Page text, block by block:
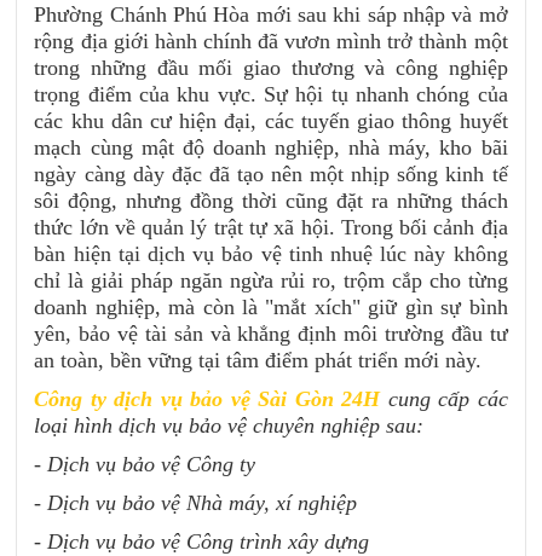
Phường Chánh Phú Hòa mới sau khi sáp nhập và mở
rộng địa giới hành chính đã vươn mình trở thành một
trong những đầu mối giao thương và công nghiệp
trọng điểm của khu vực. Sự hội tụ nhanh chóng của
các khu dân cư hiện đại, các tuyến giao thông huyết
mạch cùng mật độ doanh nghiệp, nhà máy, kho bãi
ngày càng dày đặc đã tạo nên một nhịp sống kinh tế
sôi động, nhưng đồng thời cũng đặt ra những thách
thức lớn về quản lý trật tự xã hội. Trong bối cảnh địa
bàn hiện tại dịch vụ bảo vệ tinh nhuệ lúc này không
chỉ là giải pháp ngăn ngừa rủi ro, trộm cắp cho từng
doanh nghiệp, mà còn là "mắt xích" giữ gìn sự bình
yên, bảo vệ tài sản và khẳng định môi trường đầu tư
an toàn, bền vững tại tâm điểm phát triển mới này.
Công ty dịch vụ bảo vệ Sài Gòn 24Hcung cấp các
loại hình dịch vụ bảo vệ chuyên nghiệp sau:
- Dịch vụ bảo vệ Công ty
- Dịch vụ bảo vệ Nhà máy, xí nghiệp
- Dịch vụ bảo vệ Công trình xây dựng